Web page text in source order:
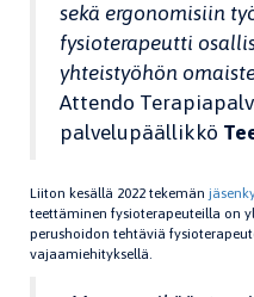
sekä ergonomisiin
fysioterapeutti
yhteistyöhön
Attendo
palvelupäällikkö
Liiton kesällä 2022 tekemän
teettäminen fysioterapeuteilla on
perushoidon tehtäviä
vajaamiehityksellä.